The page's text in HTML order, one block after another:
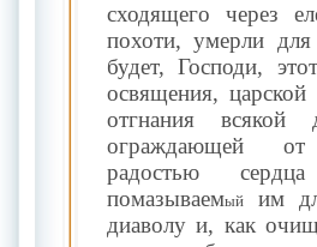
сходящего через
похоти, умерли
будет, Господи,
освящения,
отгнания всякой
ограждающей от
радостью
помазываемый
им
диаволу и, как